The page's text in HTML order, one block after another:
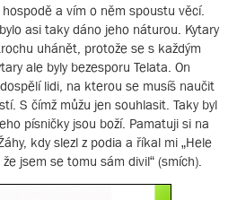
a vím o něm spoustu věcí.
asi taky dáno jeho náturou. Kytary
uhánět, protože se s každým
ale byly bezesporu Telata. On
lidi, na kterou se musíš naučit
S čímž můžu jen souhlasit. Taky byl
písničky jsou boží. Pamatuji si na
kdy slezl z podia a říkal mi „Hele
jsem se tomu sám divil“ (smích).